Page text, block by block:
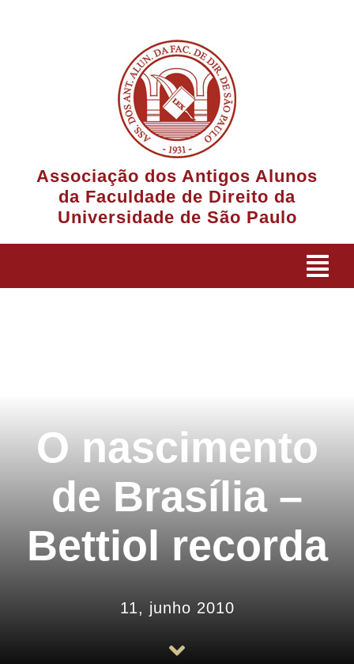
Associação dos Antigos Alunos
da Faculdade de Direito da
Universidade de São Paulo
O nascimento
de Brasília –
Bettiol recorda
11, junho 2010